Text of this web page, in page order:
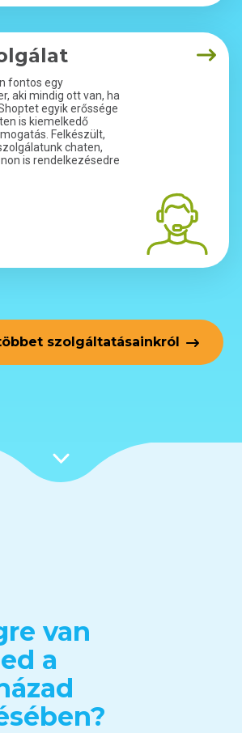
fontos egy
aki mindig ott van, ha
egyik erőssége
is kiemelkedő
Felkészült,
chaten,
is rendelkezésedre
szolgáltatásainkról
van
a